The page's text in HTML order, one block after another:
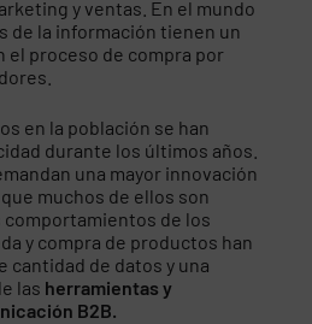
y ventas. En el mundo
de la información tienen un
el proceso de compra por
en la población se han
durante los últimos años.
una mayor innovación
muchos de ellos son
de los
y compra de productos han
cantidad de datos y una
las herramientas y
B2B.